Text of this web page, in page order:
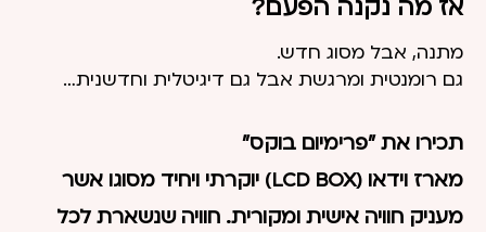
אז מה נקנה הפעם?
מתנה, אבל מסוג חדש.
גם רומנטית ומרגשת אבל גם דיגיטלית וחדשנית…
תכירו את ״פרימיום בוקס״
מארז וידאו (LCD BOX) יוקרתי ויחיד מסוגו אשר
מעניק חוויה אישית ומקורית. חוויה שנשארת לכל